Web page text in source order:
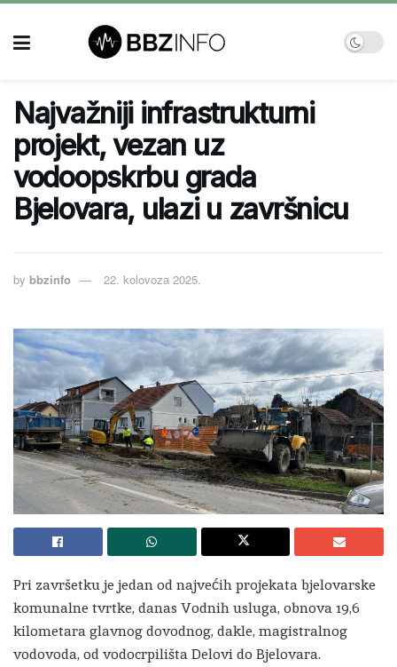
Najvažniji infrastrukturni
projekt, vezan uz
vodoopskrbu grada
Bjelovara, ulazi u završnicu
by bbzinfo 22. kolovoza 2025.
Pri završetku je jedan od najvećih projekata bjelovarske
komunalne tvrtke, danas Vodnih usluga, obnova 19,6
kilometara glavnog dovodnog, dakle, magistralnog
vodovoda, od vodocrpilišta Delovi do Bjelovara.